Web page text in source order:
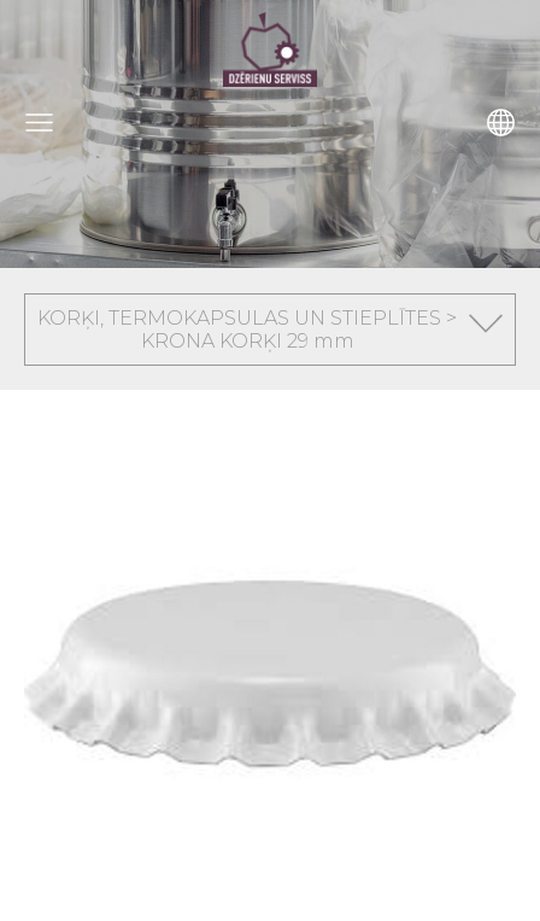
KORĶI, TERMOKAPSULAS UN STIEPLĪTES >
KRONA KORĶI 29 mm